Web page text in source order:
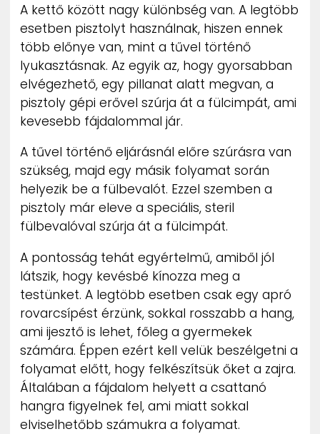
A kettő között nagy különbség van. A legtöbb
esetben pisztolyt használnak, hiszen ennek
több előnye van, mint a tűvel történő
lyukasztásnak. Az egyik az, hogy gyorsabban
elvégezhető, egy pillanat alatt megvan, a
pisztoly gépi erővel szúrja át a fülcimpát, ami
kevesebb fájdalommal jár.
A tűvel történő eljárásnál előre szúrásra van
szükség, majd egy másik folyamat során
helyezik be a fülbevalót. Ezzel szemben a
pisztoly már eleve a speciális, steril
fülbevalóval szúrja át a fülcimpát.
A pontosság tehát egyértelmű, amiből jól
látszik, hogy kevésbé kínozza meg a
testünket. A legtöbb esetben csak egy apró
rovarcsípést érzünk, sokkal rosszabb a hang,
ami ijesztő is lehet, főleg a gyermekek
számára. Éppen ezért kell velük beszélgetni a
folyamat előtt, hogy felkészítsük őket a zajra.
Általában a fájdalom helyett a csattanó
hangra figyelnek fel, ami miatt sokkal
elviselhetőbb számukra a folyamat.